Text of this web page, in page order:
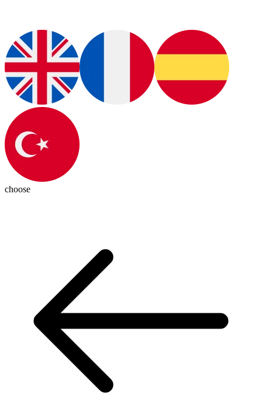
choose